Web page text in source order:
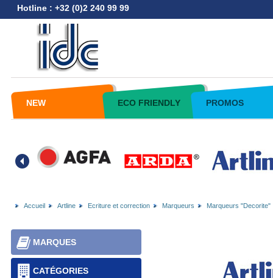
Hotline : +32 (0)2 240 99 99
NEW ECO FRIENDLY PROMOS
Accueil Artline Ecriture et correction Marqueurs Marqueurs "Decorite"
CATÉGORIES
MARQUES